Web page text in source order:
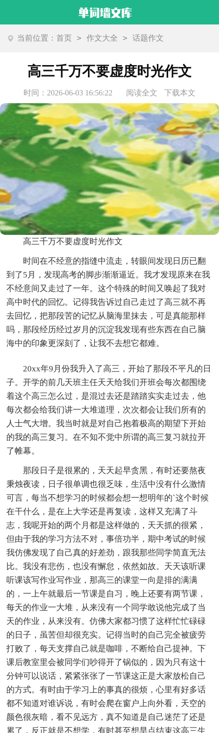
当前位置：首页 > 作文大全 > 话题作文
高三千万不要虚度时光作文
时间：2026-06-03 16:56:22 阅读全文 下载本文
高三千万不要虚度时光作文
时间在不经意的指缝中流走，转眼间发现日历已翻
到了5月，发现高考的脚步渐渐逼近。我才发现原来在我
不经意间又走过了一年。这个特殊的时间又唤起了我对
高中时代的回忆。记得我告诉过自己走过了高三就不再
去回忆，把那段苦的记忆从脑海里抹去，可是真能那样
吗，那段经历经过岁月的沉淀我发现有些东西在自己脑
海中的印象更深刻了，让我不去想它都难。
20xx年9月份我升入了高三，开始了那段不平凡的日
子。开学的前几天班主任天天给我们开班会每次都围绕
着这个高三怎么过，是混过去还是踏踏实实走过去，他
每次都会给我们讲一大堆道理，次次都会让我们所有的
人士气大增。我当时就是对自己抱着极高的期望下开始
的我的高三复习。在不知不觉中所谓的高三复习就拉开
了帷幕。
那段日子是很累的，天天起早贪黑，有时还要熬夜
秉烛夜读，日子很单调也很乏味，生活中没有什么激情
可言，每当不想学习的时候都会想一想明年的`这个时候
在干什么，是在上大学还是再复读，这样又充满了斗
志，我呢开始的两个月都是这样做的，天天抓的很紧，
但由于我的学习方法不对，事倍功半，期中考试的时候
我仿佛发现了自己真的好差劲，跟我那些同学简直无法
比。我没有悲伤，也没有懈怠，依然如故。天天该听课
听课该写作业写作业，那高三的课堂一向是排的满满
的，一上午就最后一节课是自习，晚上还要有两节课，
每天的作业一大堆，从来没有一个同学敢说他完成了当
天的作业，从来没有。仿佛大家都习惯了这样忙忙碌碌
的日子，虽苦但却很充实。记得当时的自己完全被疲劳
打败了，每天支撑自己就是咖啡，不断给自己提神。下
课后教室里会被同学们吵得开了锅似的，因为只有这十
分钟可以说话，紧紧张张了一节课这正是大家放松自己
的方式。有时由于学习上的事真的很烦，心里有好多话
都不知道对谁诉说，有时会爬在窗户上向外看，天空的
颜色很灰暗，看不见远方，真不知道是自己迷茫了还是
累了，反正就是不想学，有时甚至想早点结束这高三生